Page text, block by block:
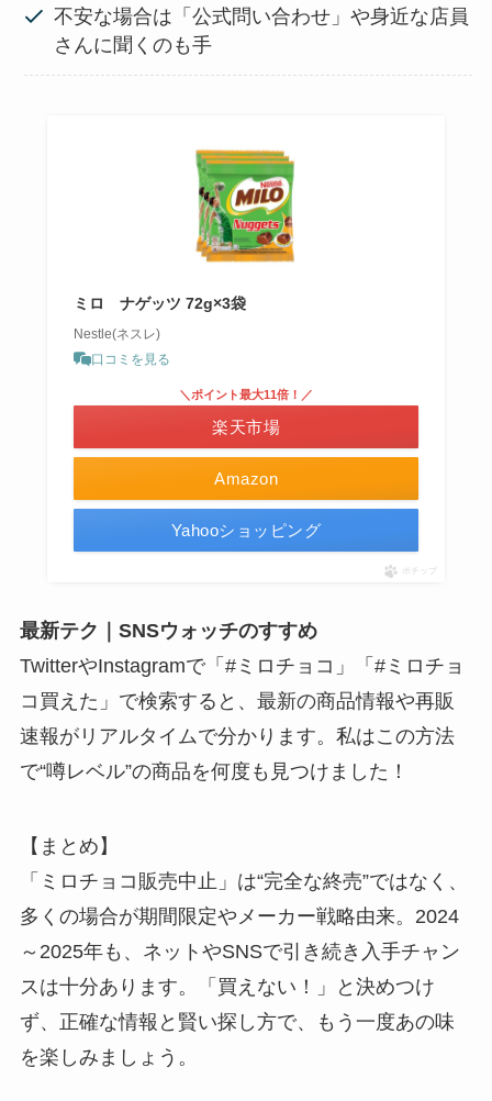
不安な場合は「公式問い合わせ」や身近な店員
さんに聞くのも手
ミロ ナゲッツ 72g×3袋
Nestle(ネスレ)
口コミを見る
Amazon
＼ポイント最大11倍！／
楽天市場
Yahooショッピング
ポチップ
最新テク｜SNSウォッチのすすめ
TwitterやInstagramで「#ミロチョコ」「#ミロチョ
コ買えた」で検索すると、最新の商品情報や再販
速報がリアルタイムで分かります。私はこの方法
で“噂レベル”の商品を何度も見つけました！
【まとめ】
「ミロチョコ販売中止」は“完全な終売”ではなく、
多くの場合が期間限定やメーカー戦略由来。2024
～2025年も、ネットやSNSで引き続き入手チャン
スは十分あります。「買えない！」と決めつけ
ず、正確な情報と賢い探し方で、もう一度あの味
を楽しみましょう。